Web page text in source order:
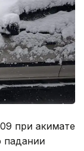
при акимате
падании